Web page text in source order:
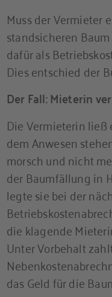
Muss der Vermieter
standsicheren
dafür als
Dies entschied der
Der Fall: Mieterin
Die Vermieterin ließ
dem Anwesen
morsch und nicht
der Baumfällung in
legte sie bei der
die klagende
Unter Vorbehalt
das Geld für die